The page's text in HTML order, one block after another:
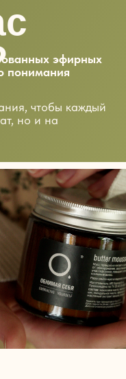
эфирных
понимания
чтобы каждый
но и на